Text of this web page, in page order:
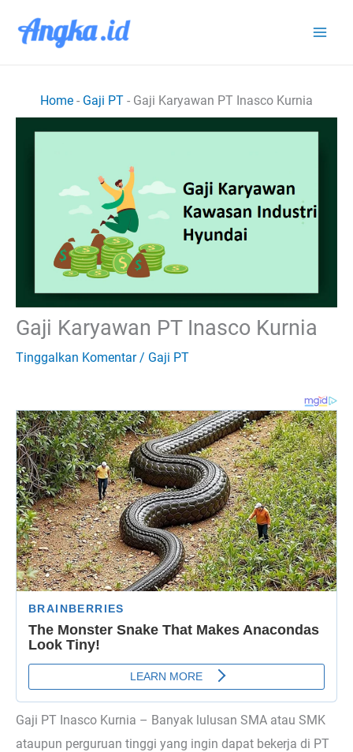
Home - Gaji PT - Gaji Karyawan PT Inasco Kurnia
Gaji Karyawan PT Inasco Kurnia
Tinggalkan Komentar / Gaji PT
Gaji PT Inasco Kurnia – Banyak lulusan SMA atau SMK
ataupun perguruan tinggi yang ingin dapat bekerja di PT